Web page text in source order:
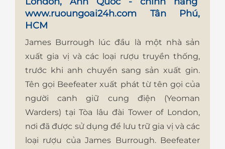
www.ruoungoai24h.com Tân Phú,
HCM
James Burrough lúc đầu là một nhà sản
xuất gia vị và các loại rượu truyền thống,
trước khi anh chuyển sang sản xuất gin.
Tên gọi Beefeater xuất phát từ tên gọi của
người canh giữ cung điện (Yeoman
Warders) tại Tòa lâu đài Tower of London,
nơi đã được sử dụng để lưu trữ gia vị và các
loại rượu của James Burrough. Beefeater